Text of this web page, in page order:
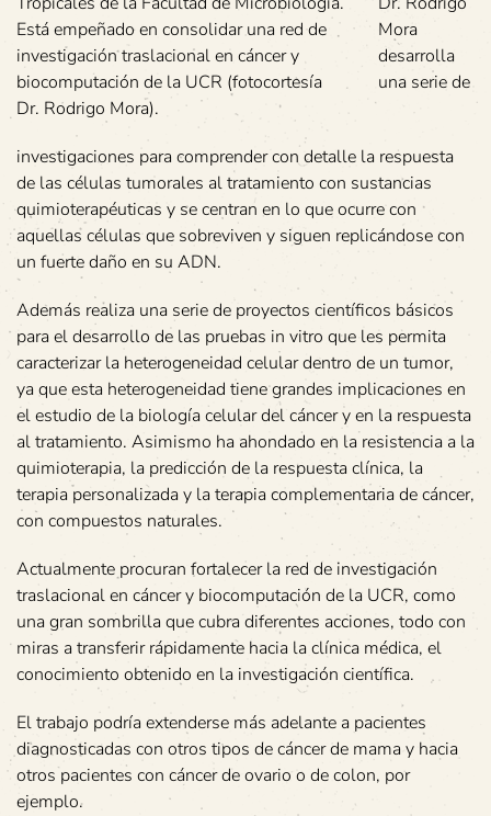
Está empeñado en consolidar una red de
investigación traslacional en cáncer y
biocomputación de la UCR (fotocortesía
Dr. Rodrigo Mora).
Mora
desarrolla
una serie de
investigaciones para comprender con detalle la respuesta
de las células tumorales al tratamiento con sustancias
quimioterapéuticas y se centran en lo que ocurre con
aquellas células que sobreviven y siguen replicándose con
un fuerte daño en su ADN.
Además realiza una serie de proyectos científicos básicos
para el desarrollo de las pruebas in vitro que les permita
caracterizar la heterogeneidad celular dentro de un tumor,
ya que esta heterogeneidad tiene grandes implicaciones en
el estudio de la biología celular del cáncer y en la respuesta
al tratamiento. Asimismo ha ahondado en la resistencia a la
quimioterapia, la predicción de la respuesta clínica, la
terapia personalizada y la terapia complementaria de cáncer,
con compuestos naturales.
Actualmente procuran fortalecer la red de investigación
traslacional en cáncer y biocomputación de la UCR, como
una gran sombrilla que cubra diferentes acciones, todo con
miras a transferir rápidamente hacia la clínica médica, el
conocimiento obtenido en la investigación científica.
El trabajo podría extenderse más adelante a pacientes
diagnosticadas con otros tipos de cáncer de mama y hacia
otros pacientes con cáncer de ovario o de colon, por
ejemplo.